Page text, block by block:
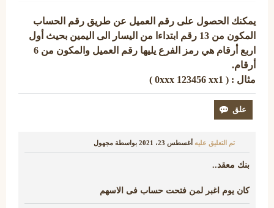
يمكنك الحصول على رقم العميل عن طريق رقم الحساب
المكون من 13 رقم ابتداءا من اليسار الى اليمين بحيث أول
اربع أرقام هي رمز الفرع يليها رقم العميل والمكون من 6
أرقام.
مثال : ( 0xxx 123456 xx1 )
تم التعليق عليه أغسطس 23، 2021 بواسطة مجهول
بنك معقد..
كان يوم اغبر لمن فتحت حساب فى الاسهم